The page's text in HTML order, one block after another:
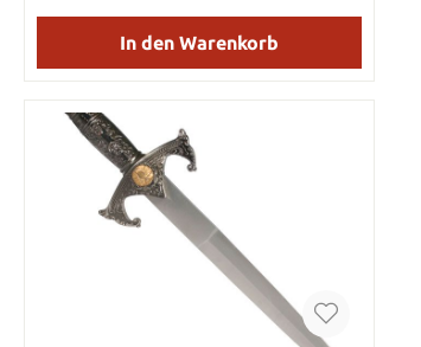
Verarbeitung. Dank der mitgelieferten
Holz-Wandhalterung lässt sich der Dolch
zum Highlight jeder Sammlung oder
Dekoration. Details: Klingenmaterial: Stahl
Griffmaterial: Polymer und Metall
Klingenlänge: 25,5 cm Gesamtlänge: 48,5
cmGrifflänge: 14 cm (alles inklusive Knauf
24 cm) Gewicht: 420 g Inklusive Holz-
Wandhalterung (horizontale Montage 50 x
16 cm)
In den Warenkorb